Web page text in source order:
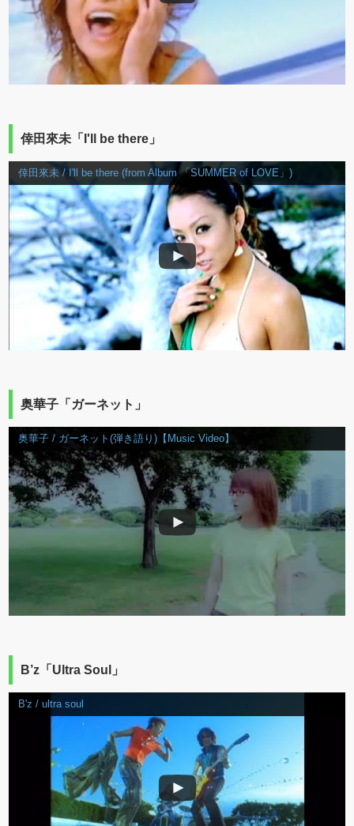
倖田來未「I'll be there」
倖田來未 / I'll be there (from Album 「SUMMER of LOVE」)
奥華子「ガーネット」
奥華子 / ガーネット(弾き語り)【Music Video】
B’z「Ultra Soul」
B'z / ultra soul